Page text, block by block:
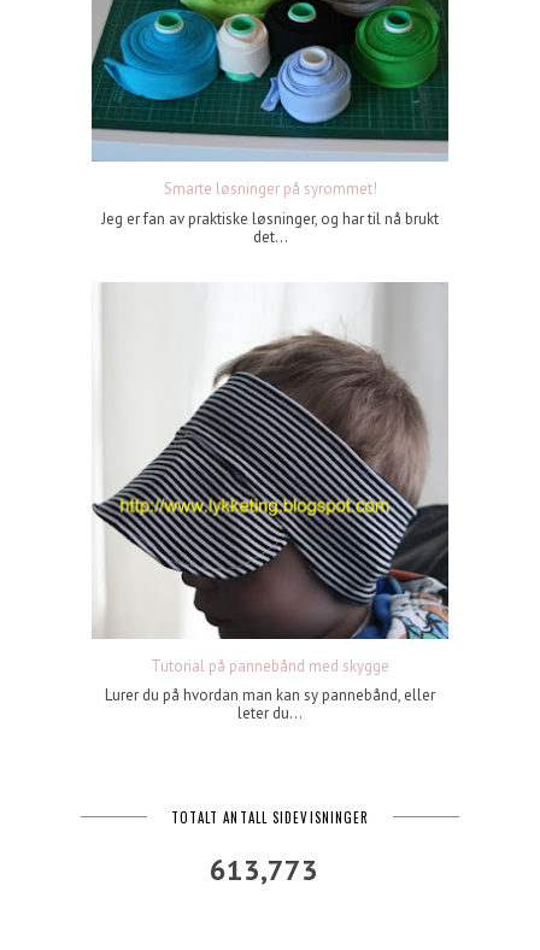
Smarte løsninger på syrommet!
Jeg er fan av praktiske løsninger, og har til nå brukt
det...
Tutorial på pannebånd med skygge
Lurer du på hvordan man kan sy pannebånd, eller
leter du...
TOTALT ANTALL SIDEVISNINGER
613,773